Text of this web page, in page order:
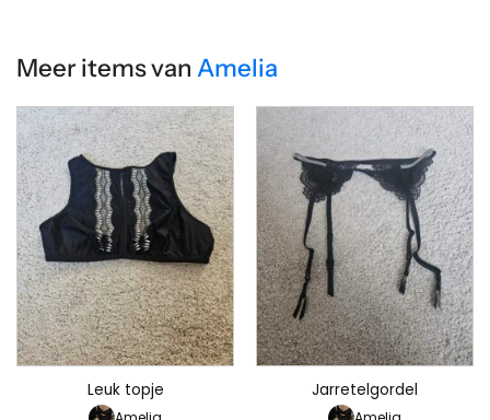
Meer items van Amelia
Leuk topje Jarretelgordel